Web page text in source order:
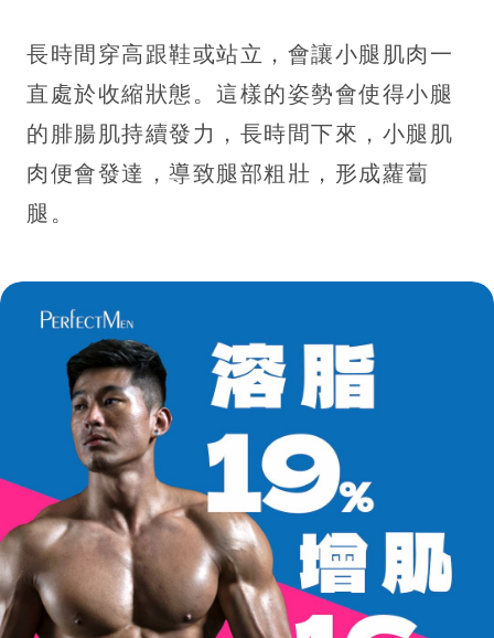
長時間穿高跟鞋或站立，會讓小腿肌肉一
直處於收縮狀態。這樣的姿勢會使得小腿
的腓腸肌持續發力，長時間下來，小腿肌
肉便會發達，導致腿部粗壯，形成蘿蔔
腿。